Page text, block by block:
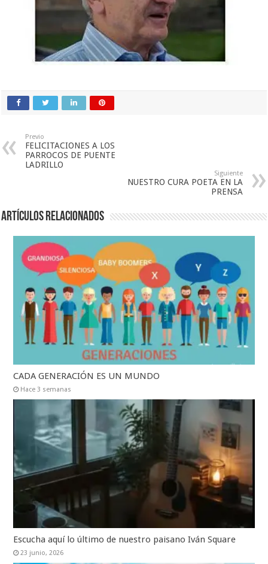
Previo
FELICITACIONES A LOS
PARROCOS DE PUENTE
LADRILLO
Siguiente
NUESTRO CURA POETA EN LA
PRENSA
Artículos relacionados
CADA GENERACIÓN ES UN MUNDO
Hace 3 semanas
Escucha aquí lo último de nuestro paisano Iván Square
23 junio, 2026